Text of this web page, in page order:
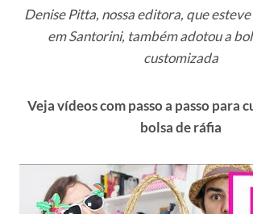
Denise Pitta, nossa editora, que
em Santorini, também adotou a
customizada
Veja vídeos com passo a passo para
bolsa de ráfia